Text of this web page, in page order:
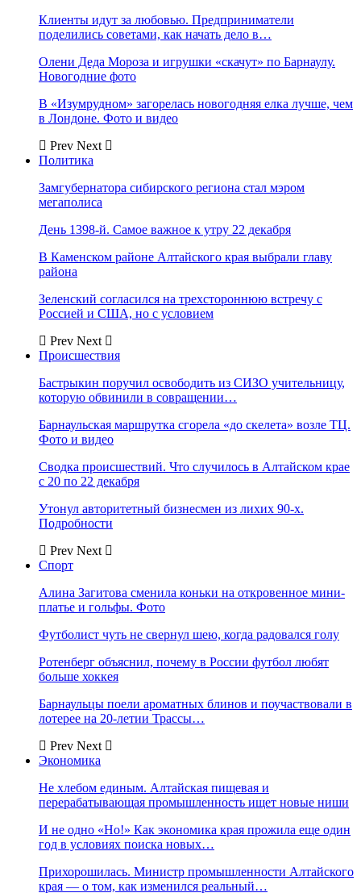
Клиенты идут за любовью. Предприниматели
поделились советами, как начать дело в…
Олени Деда Мороза и игрушки «скачут» по Барнаулу.
Новогодние фото
В «Изумрудном» загорелась новогодняя елка лучше, чем
в Лондоне. Фото и видео
Prev Next
Политика
Замгубернатора сибирского региона стал мэром
мегаполиса
День 1398-й. Самое важное к утру 22 декабря
В Каменском районе Алтайского края выбрали главу
района
Зеленский согласился на трехстороннюю встречу с
Россией и США, но с условием
Prev Next
Происшествия
Бастрыкин поручил освободить из СИЗО учительницу,
которую обвинили в совращении…
Барнаульская маршрутка сгорела «до скелета» возле ТЦ.
Фото и видео
Сводка происшествий. Что случилось в Алтайском крае
с 20 по 22 декабря
Утонул авторитетный бизнесмен из лихих 90-х.
Подробности
Prev Next
Спорт
Алина Загитова сменила коньки на откровенное мини-
платье и гольфы. Фото
Футболист чуть не свернул шею, когда радовался голу
Ротенберг объяснил, почему в России футбол любят
больше хоккея
Барнаульцы поели ароматных блинов и поучаствовали в
лотерее на 20-летии Трассы…
Prev Next
Экономика
Не хлебом единым. Алтайская пищевая и
перерабатывающая промышленность ищет новые ниши
И не одно «Но!» Как экономика края прожила еще один
год в условиях поиска новых…
Прихорошилась. Министр промышленности Алтайского
края — о том, как изменился реальный…